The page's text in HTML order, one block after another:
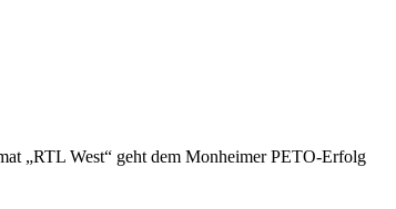
„RTL West“ geht dem Monheimer PETO-Erfolg